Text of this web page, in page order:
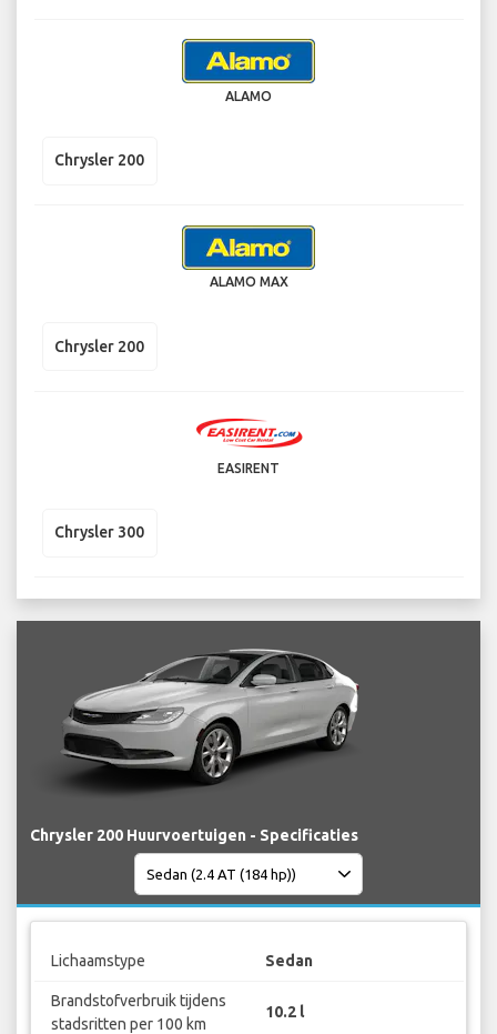
ALAMO
Chrysler 200
ALAMO MAX
Chrysler 200
EASIRENT
Chrysler 300
Chrysler 200 Huurvoertuigen - Specificaties
Lichaamstype Sedan
Brandstofverbruik tijdens
stadsritten per 100 km
10.2 l